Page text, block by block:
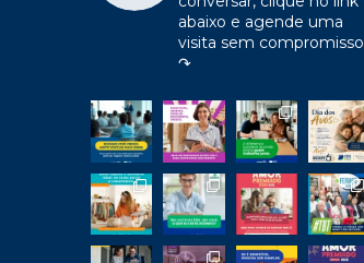
abaixo e agende uma
visita sem compromisso
↷